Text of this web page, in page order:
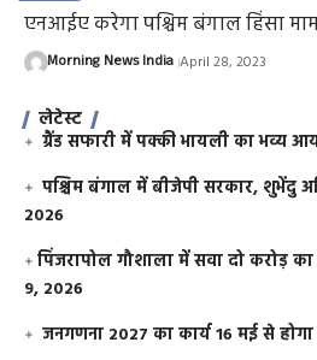
एनआईए करेगा पश्चिम बंगाल हिंसा
Morning News India April 28, 2023
लेटेस्ट
ग्रैंड सफारी में पक्की भायली का भव्य
पश्चिम बंगाल में बीजेपी सरकार, शुभेंदु
2026
​पिंजरापोल गौशाला में सवा दो करोड़ का
9, 2026
जनगणना 2027 का कार्य 16 मई से